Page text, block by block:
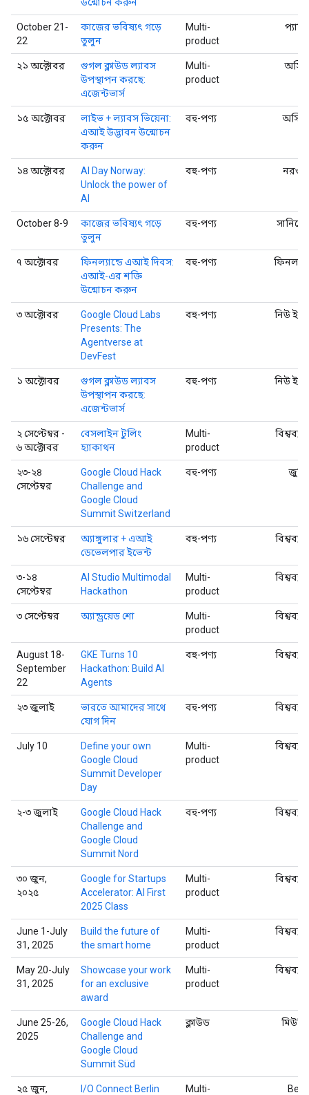
October 21-
22
কাজের ভবিষ্যৎ গড়ে
তুলুন
Multi-
product
২১ অক্টোবর
গুগল ক্লাউড ল্যাবস
উপস্থাপন করছে:
এজেন্টভার্স
Multi-
product
১৫ অক্টোবর
লাইভ + ল্যাবস ভিয়েনা:
এআই উদ্ভাবন উন্মোচন
করুন
বহু-পণ্য
১৪ অক্টোবর
AI Day Norway:
Unlock the power of
AI
বহু-পণ্য
October 8-9
কাজের ভবিষ্যৎ গড়ে
তুলুন
বহু-পণ্য
৭ অক্টোবর
ফিনল্যান্ডে এআই দিবস:
এআই-এর শক্তি
উন্মোচন করুন
বহু-পণ্য
৩ অক্টোবর
Google Cloud Labs
Presents: The
Agentverse at
DevFest
বহু-পণ্য নিউ
১ অক্টোবর
গুগল ক্লাউড ল্যাবস
উপস্থাপন করছে:
এজেন্টভার্স
বহু-পণ্য নিউ
২ সেপ্টেম্বর -
৬ অক্টোবর
বেসলাইন টুলিং
হ্যাকাথন
Multi-
product
২৩-২৪
সেপ্টেম্বর
Google Cloud Hack
Challenge and
Google Cloud
Summit Switzerland
বহু-পণ্য
১৬ সেপ্টেম্বর
অ্যাঙ্গুলার + এআই
ডেভেলপার ইভেন্ট
বহু-পণ্য
৩-১৪
সেপ্টেম্বর
AI Studio Multimodal
Hackathon
Multi-
product
৩ সেপ্টেম্বর অ্যান্ড্রয়েড শো
Multi-
product
August 18-
September
22
GKE Turns 10
Hackathon: Build AI
Agents
বহু-পণ্য
২৩ জুলাই
ভারতে আমাদের সাথে
যোগ দিন
বহু-পণ্য
July 10
Define your own
Google Cloud
Summit Developer
Day
Multi-
product
২-৩ জুলাই
Google Cloud Hack
Challenge and
Google Cloud
Summit Nord
বহু-পণ্য
৩০ জুন,
২০২৫
Google for Startups
Accelerator: AI First
2025 Class
Multi-
product
June 1-July
31, 2025
Build the future of
the smart home
Multi-
product
May 20-July
31, 2025
Showcase your work
for an exclusive
award
Multi-
product
June 25-26,
2025
Google Cloud Hack
Challenge and
Google Cloud
Summit Süd
ক্লাউড
২৫ জুন,
I/O Connect Berlin
Multi-